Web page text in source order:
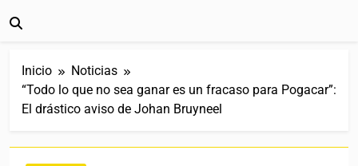
Inicio
Noticias
“Todo lo que no sea ganar es un fracaso para Pogacar”:
El drástico aviso de Johan Bruyneel